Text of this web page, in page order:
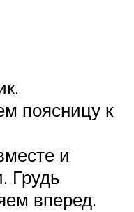
поясницу к
и
Грудь
вперед.